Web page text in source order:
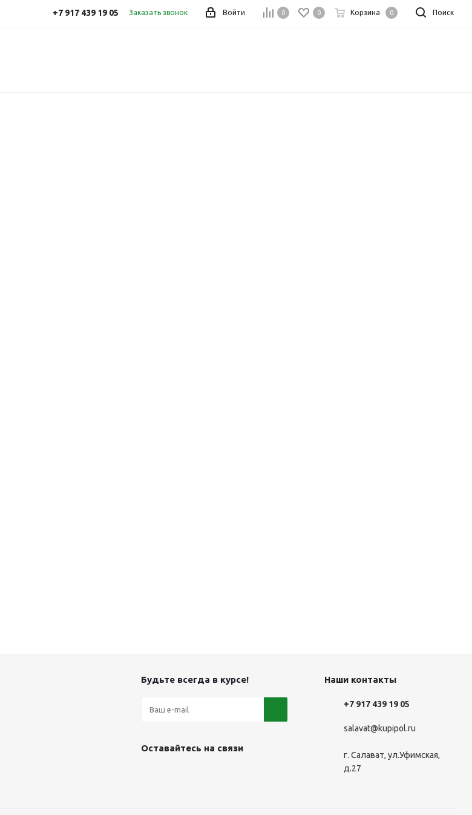
Поиск
0 0 Корзина 0
Войти
+7 917 439 19 05 Заказать звонок
Будьте всегда в курсе!
Оставайтесь на связи
Наши контакты
+7 917 439 19 05
salavat@kupipol.ru
г. Салават, ул.Уфимская,
д.27